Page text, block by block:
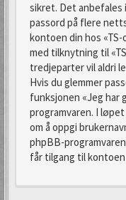
sikret. Det anbefales
passord på flere
kontoen din hos
med tilknytning til
tredjeparter vil aldri
Hvis du glemmer
funksjonen «Jeg har
programvaren. I
om å oppgi
phpBB-
får tilgang til